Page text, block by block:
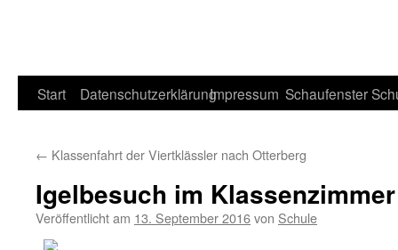
Start DatenschutzerklärungImpressum Schaufenster
← Klassenfahrt der Viertklässler nach Otterberg
Igelbesuch im Klassenzimmer
Veröffentlicht am 13. September 2016von Schule